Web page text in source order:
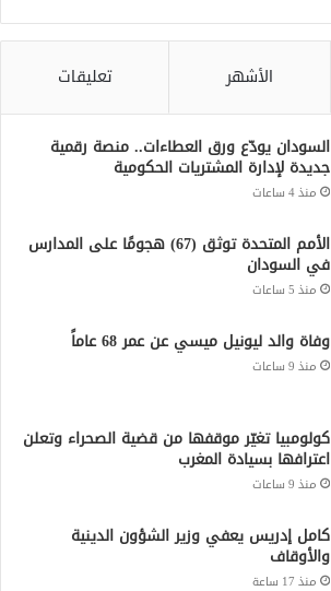
الأشهر تعليقات
السودان يودّع ورق العطاءات.. منصة رقمية
جديدة لإدارة المشتريات الحكومية
منذ 4 ساعات
الأمم المتحدة توثق (67) هجومًا على المدارس
في السودان
منذ 5 ساعات
وفاة والد ليونيل ميسي عن عمر 68 عاماً
منذ 9 ساعات
كولومبيا تغيّر موقفها من قضية الصحراء وتعلن
اعترافها بسيادة المغرب
منذ 9 ساعات
كامل إدريس يعفي وزير الشؤون الدينية
والأوقاف
منذ 17 ساعة